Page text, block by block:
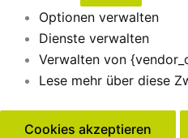
Optionen verwalten
Dienste verwalten
Verwalten von
Lese mehr über diese
Cookies akzeptieren